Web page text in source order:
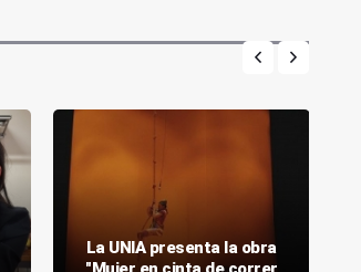
La UNIA presenta la obra